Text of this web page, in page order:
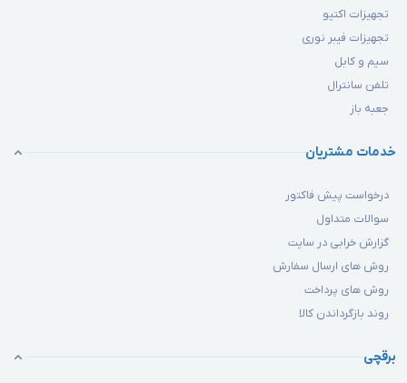
تجهیزات اکتیو
تجهیزات فیبر نوری
سیم و کابل
تلفن سانترال
جعبه باز
خدمات مشتریان
درخواست پیش فاکتور
سوالات متداول
گزارش خرابی در سایت
روش های ارسال سفارش
روش های پرداخت
روند بازگرداندن کالا
برقچی